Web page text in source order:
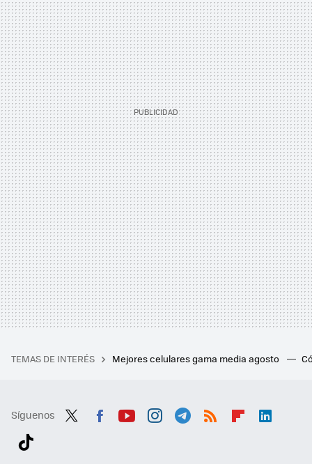
TEMAS DE INTERÉS Mejores celulares gama media agosto
Síguenos